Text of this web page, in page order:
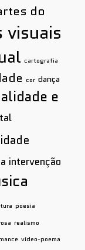
do
visuais
cartografia
cor dança
e
intervenção
poesia
realismo
vídeo-poema